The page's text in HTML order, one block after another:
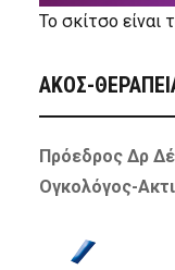
Το σκίτσο είναι
ΑΚΟΣ-
Πρόεδρος Δρ
Ογκολόγος-